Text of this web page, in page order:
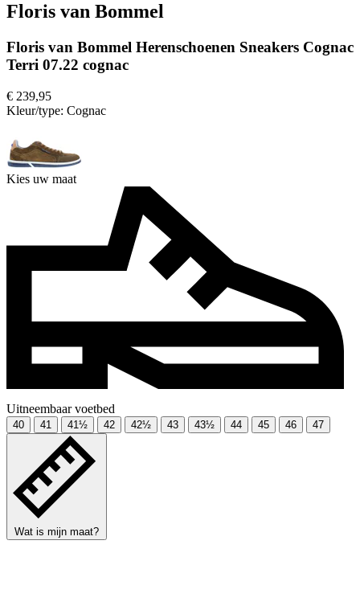
Floris van Bommel
Floris van Bommel Herenschoenen Sneakers Cognac
Terri 07.22 cognac
€ 239,95
Kleur/type: Cognac
Kies uw maat
Uitneembaar voetbed
40 41 41½ 42 42½ 43 43½ 44 45 46 47
Wat is mijn maat?